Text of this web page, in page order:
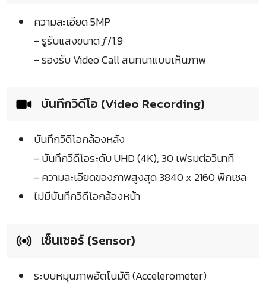
ความละเอียด 5MP
- รูรับแสงขนาด ƒ/1.9
- รองรับ Video Call สนทนาแบบเห็นภาพ
บันทึกวิดีโอ (Video Recording)
บันทึกวิดีโอกล้องหลัง
- บันทึกวีดีโอระดับ UHD (4K), 30 เฟรมต่อวินาที
- ความละเอียดของภาพสูงสุด 3840 x 2160 พิกเซล
ไม่มีบันทึกวิดีโอกล้องหน้า
เซ็นเซอร์ (Sensor)
ระบบหมุนภาพอัตโนมัติ (Accelerometer)